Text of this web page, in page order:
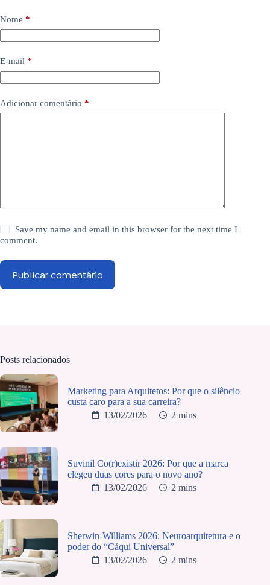
Nome *
E-mail *
Adicionar comentário *
Save my name and email in this browser for the next time I
comment.
Publicar comentário
Posts relacionados
Marketing para Arquitetos: Por que o silêncio
custa caro para a sua carreira?
13/02/2026
2 mins
Suvinil Co(r)existir 2026: Por que a marca
elegeu duas cores para o novo ano?
13/02/2026
2 mins
Sherwin-Williams 2026: Neuroarquitetura e o
poder do “Cáqui Universal”
13/02/2026
2 mins